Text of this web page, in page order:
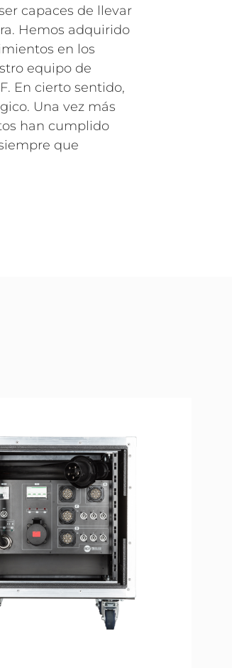
capaces de llevar
Hemos adquirido
en los
equipo de
En cierto sentido,
Una vez más
han cumplido
que